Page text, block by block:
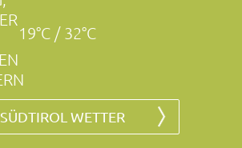
19°C / 32°C
SÜDTIROL WETTER